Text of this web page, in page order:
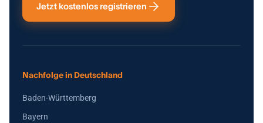
Jetzt kostenlos registrieren
Nachfolge in Deutschland
Baden-Württemberg
Bayern